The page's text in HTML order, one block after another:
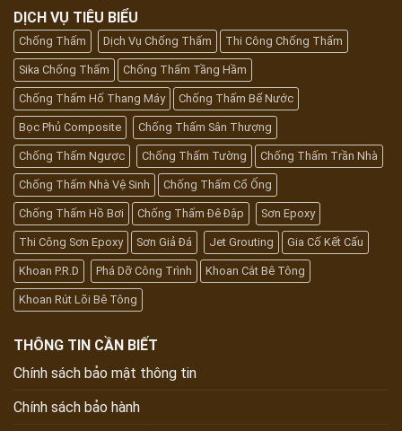
DỊCH VỤ TIÊU BIỂU
Chống Thấm Dịch Vụ Chống Thấm Thi Công Chống Thấm
Sika Chống Thấm Chống Thấm Tầng Hầm
Chống Thấm Hố Thang Máy Chống Thấm Bể Nước
Bọc Phủ Composite Chống Thấm Sân Thượng
Chống Thấm Ngược Chống Thấm Tường Chống Thấm Trần Nhà
Chống Thấm Nhà Vệ Sinh Chống Thấm Cổ Ống
Chống Thấm Hồ Bơi Chống Thấm Đê Đập Sơn Epoxy
Thi Công Sơn Epoxy Sơn Giả Đá Jet Grouting Gia Cố Kết Cấu
Khoan P.R.D Phá Dỡ Công Trình Khoan Cắt Bê Tông
Khoan Rút Lõi Bê Tông
THÔNG TIN CẦN BIẾT
Chính sách bảo mật thông tin
Chính sách bảo hành